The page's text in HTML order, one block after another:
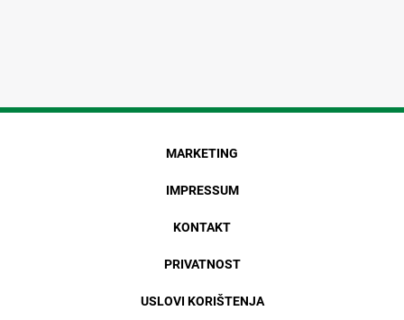
MARKETING
IMPRESSUM
KONTAKT
PRIVATNOST
USLOVI KORIŠTENJA